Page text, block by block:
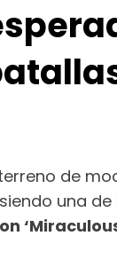
de
una